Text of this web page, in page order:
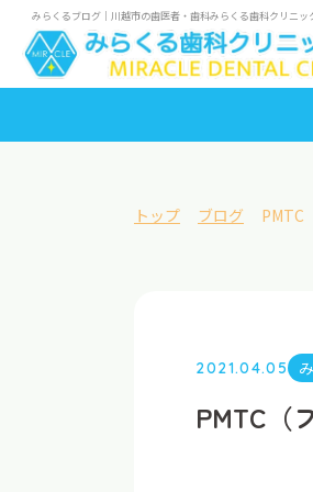
みらくるブログ｜川越市の歯医者・歯科みらくる歯科クリニッ
トップ ブログ PMTC
2021.04.05
PMTC（